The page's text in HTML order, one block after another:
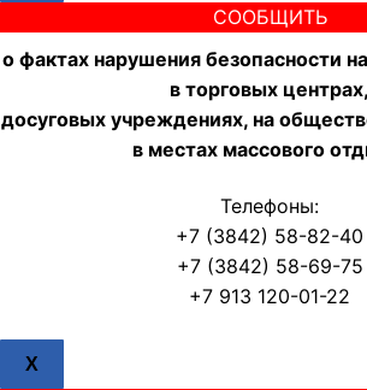
СООБЩИТЬ
о фактах нарушения безопасности
в торговых центрах,
досуговых учреждениях, на
в местах массового
Телефоны:
+7 (3842) 58-82-40
+7 (3842) 58-69-75
+7 913 120-01-22
X